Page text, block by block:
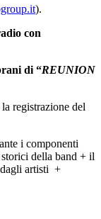
).
con
di “REUNION
registrazione del
i componenti
della band + il
dagli artisti +